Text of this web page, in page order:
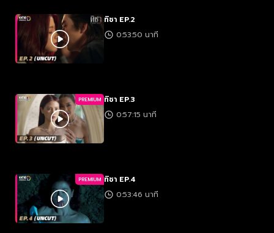
ทิชา EP.2
0:53:50 นาที
PREMIUM ทิชา EP.3
0:57:15 นาที
PREMIUM ทิชา EP.4
0:53:46 นาที